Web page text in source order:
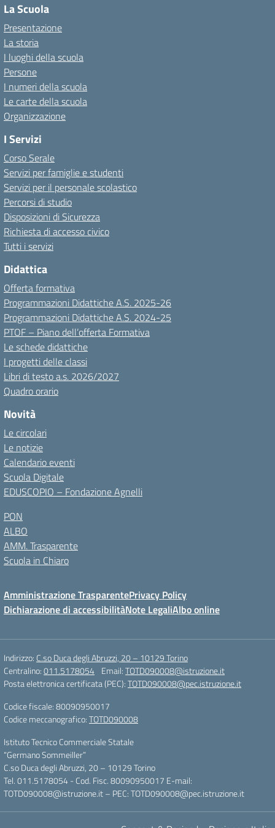
La Scuola
Presentazione
La storia
I luoghi della scuola
Persone
I numeri della scuola
Le carte della scuola
Organizzazione
I Servizi
Corso Serale
Servizi per famiglie e studenti
Servizi per il personale scolastico
Percorsi di studio
Disposizioni di Sicurezza
Richiesta di accesso civico
Tutti i servizi
Didattica
Offerta formativa
Programmazioni Didattiche A.S. 2025-26
Programmazioni Didattiche A.S. 2024-25
PTOF – Piano dell’offerta Formativa
Le schede didattiche
I progetti delle classi
Libri di testo a.s. 2026/2027
Quadro orario
Novità
Le circolari
Le notizie
Calendario eventi
Scuola Digitale
EDUSCOPIO – Fondazione Agnelli
PON
ALBO
AMM. Trasparente
Scuola in Chiaro
Amministrazione TrasparentePrivacy Policy
Dichiarazione di accessibilitàNote LegaliAlbo online
Indirizzo: C.so Duca degli Abruzzi, 20 – 10129 Torino
Centralino:011.5178054 Email:TOTD090008@istruzione.it
Posta elettronica certificata (PEC):TOTD090008@pec.istruzione.it
Codice fiscale: 80090950017
Codice meccanografico:TOTD090008
Istituto Tecnico Commerciale Statale
“Germano Sommeiller”
C.so Duca degli Abruzzi, 20 – 10129 Torino
Tel. 011.5178054 - Cod. Fisc. 80090950017 E-mail:
TOTD090008@istruzione.it – PEC: TOTD090008@pec.istruzione.it